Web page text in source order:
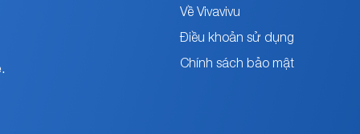
Cathay
Pacific,
Thai
Airways,
Về Vivavivu
Điều khoản sử dụng
Chính sách bảo mật